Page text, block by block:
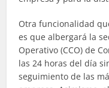
Otra funcionalidad
es que albergará la
Operativo (CCO) de
las 24 horas del día
seguimiento de las